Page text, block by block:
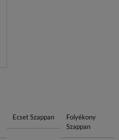
Ecset Szappan
Folyékony
Szappan